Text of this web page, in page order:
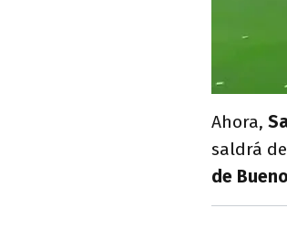
Ahora,
saldrá
de